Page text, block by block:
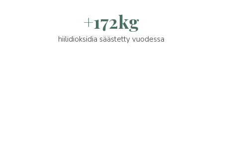
+172kg
hiilidioksidia säästetty vuodessa